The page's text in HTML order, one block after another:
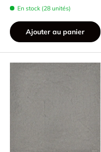
En stock (28 unités)
Ajouter au panier